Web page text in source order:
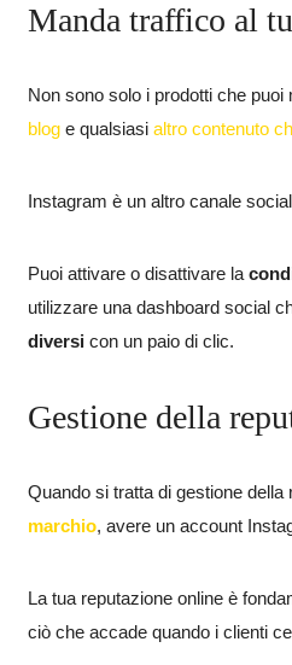
Manda traffico al
Non sono solo i prodotti che
blog e qualsiasi altro contenuto
Instagram è un altro canale
Puoi attivare o disattivare la
utilizzare una dashboard social
diversi con un paio di clic.
Gestione della
Quando si tratta di gestione della
marchio, avere un account
La tua reputazione online è
ciò che accade quando i clienti